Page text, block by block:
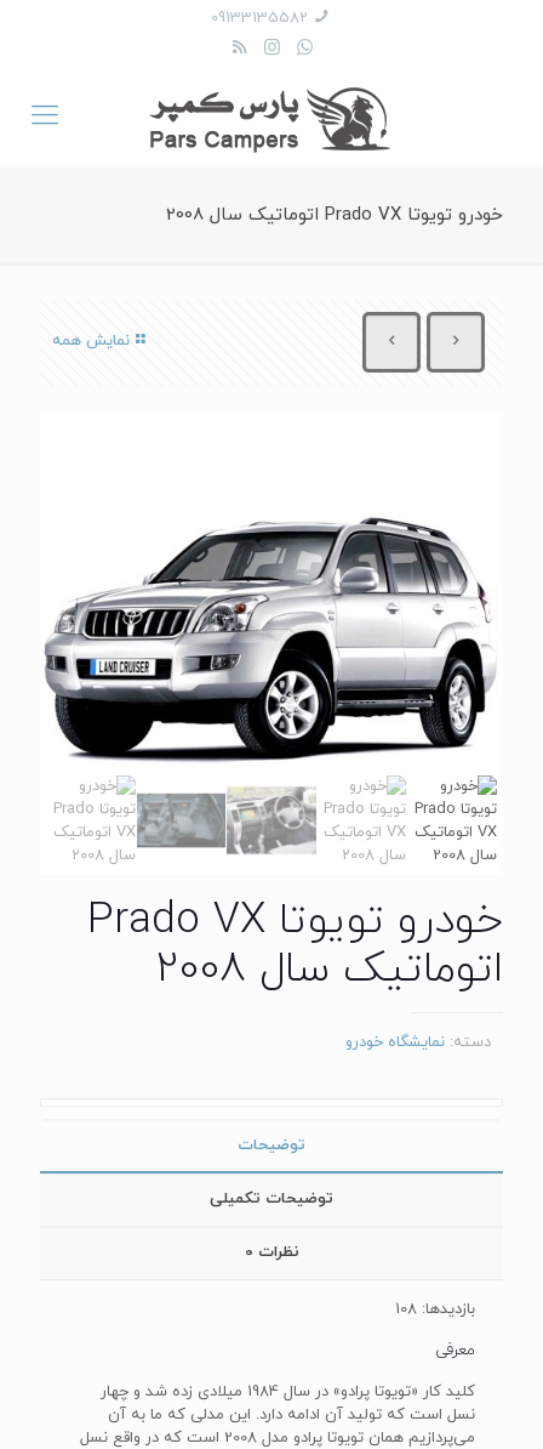
09133135582
خودرو تویوتا Prado VX اتوماتیک سال 2008
نمایش همه
خودرو تویوتا Prado VX
اتوماتیک سال 2008
دسته: نمایشگاه خودرو
توضیحات
توضیحات تکمیلی
نظرات 0
بازدیدها: 108
معرفی
کلید کار «تویوتا پرادو» در سال 1984 میلادی زده شد و چهار
نسل است که تولید آن ادامه دارد. این مدلی که ما به آن
می‌پردازیم همان تویوتا پرادو مدل 2008 است که در واقع نسل